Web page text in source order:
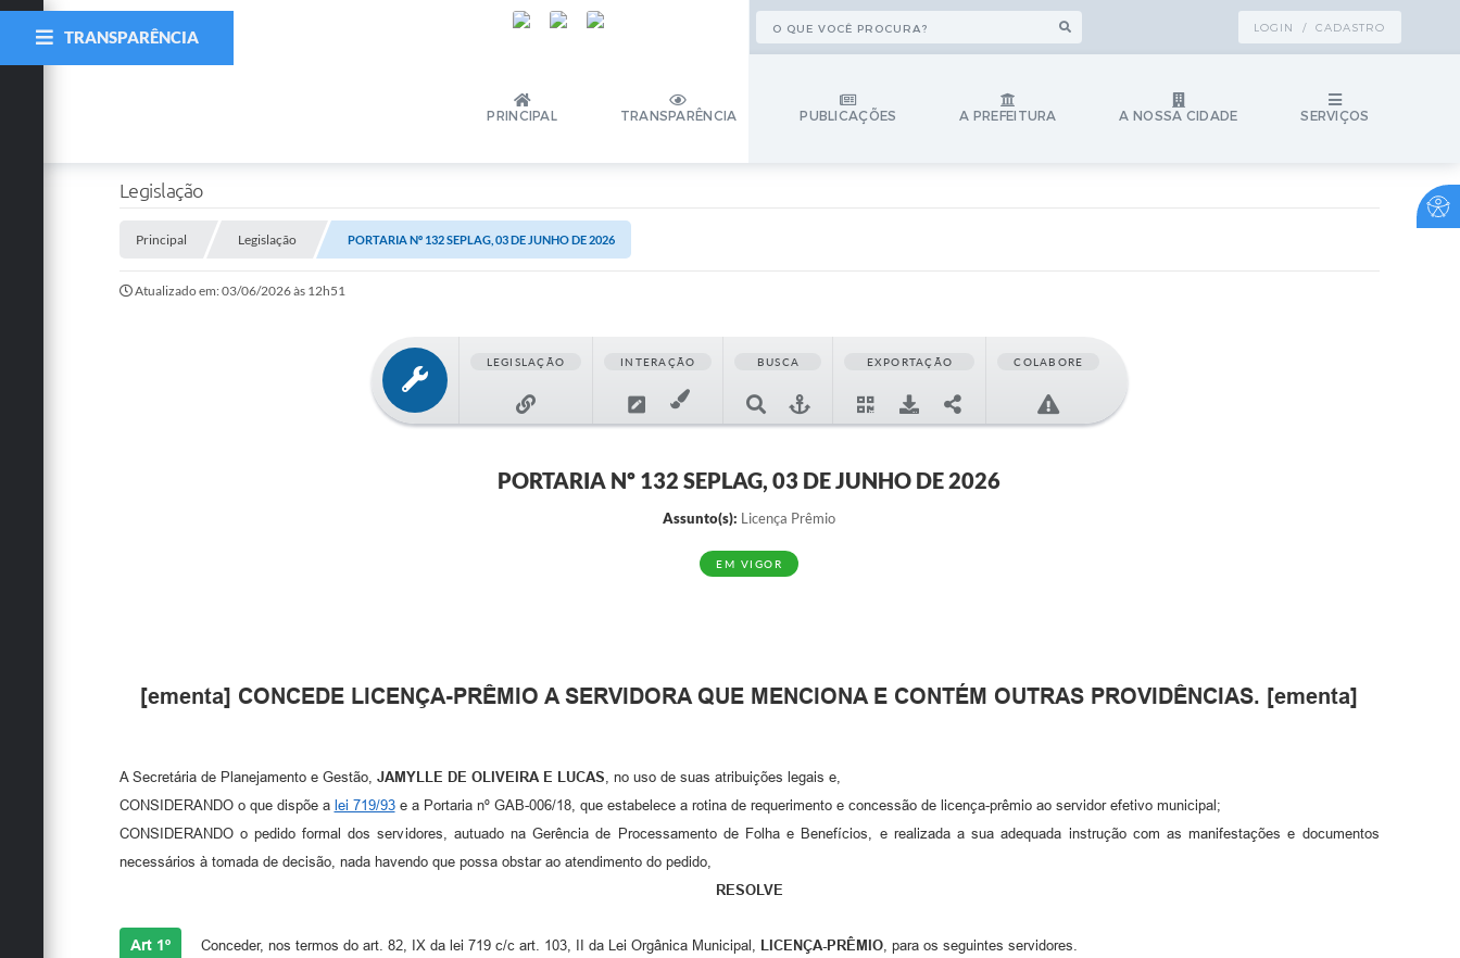
LOGIN / CADASTRO
PRINCIPAL TRANSPARÊNCIA PUBLICAÇÕES A PREFEITURA A NOSSA CIDADE SERVIÇOS
TRANSPARÊNCIA
Legislação
Principal Legislação PORTARIA Nº 132 SEPLAG, 03 DE JUNHO DE 2026
Atualizado em: 03/06/2026 às 12h51
LEGISLAÇÃO INTERAÇÃO BUSCA EXPORTAÇÃO COLABORE
PORTARIA Nº 132 SEPLAG, 03 DE JUNHO DE 2026
Assunto(s): Licença Prêmio
EM VIGOR
[ementa] CONCEDE LICENÇA-PRÊMIO A SERVIDORA QUE MENCIONA E CONTÉM OUTRAS PROVIDÊNCIAS. [ementa]
A Secretária de Planejamento e Gestão, JAMYLLE DE OLIVEIRA E LUCAS, no uso de suas atribuições legais e,
CONSIDERANDO o que dispõe a lei 719/93e a Portaria nº GAB-006/18, que estabelece a rotina de requerimento e concessão de licença-prêmio ao servidor efetivo municipal;
CONSIDERANDO o pedido formal dos servidores, autuado na Gerência de Processamento de Folha e Benefícios, e realizada a sua adequada instrução com as manifestações e documentos
necessários à tomada de decisão, nada havendo que possa obstar ao atendimento do pedido,
RESOLVE
Art 1º Conceder, nos termos do art. 82, IX da lei 719 c/c art. 103, II da Lei Orgânica Municipal, LICENÇA-PRÊMIO, para os seguintes servidores.